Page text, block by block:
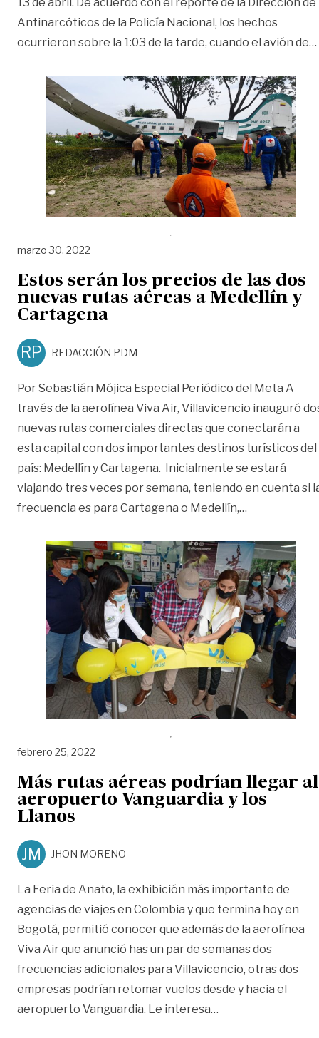
13 de abril. De acuerdo con el reporte de la Dirección de
Antinarcóticos de la Policía Nacional, los hechos
ocurrieron sobre la 1:03 de la tarde, cuando el avión de…
marzo 30, 2022
Estos serán los precios de las dos
nuevas rutas aéreas a Medellín y
Cartagena
RP REDACCIÓN PDM
Por Sebastián Mójica Especial Periódico del Meta A
través de la aerolínea Viva Air, Villavicencio inauguró
nuevas rutas comerciales directas que conectarán a
esta capital con dos importantes destinos turísticos del
país: Medellín y Cartagena. Inicialmente se estará
viajando tres veces por semana, teniendo en cuenta si
frecuencia es para Cartagena o Medellín,…
febrero 25, 2022
Más rutas aéreas podrían llegar al
aeropuerto Vanguardia y los
Llanos
JM JHON MORENO
La Feria de Anato, la exhibición más importante de
agencias de viajes en Colombia y que termina hoy en
Bogotá, permitió conocer que además de la aerolínea
Viva Air que anunció has un par de semanas dos
frecuencias adicionales para Villavicencio, otras dos
empresas podrían retomar vuelos desde y hacia el
aeropuerto Vanguardia. Le interesa…